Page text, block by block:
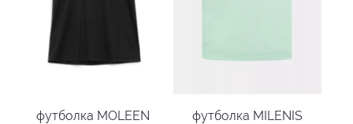
футболка MOLEEN
футболка MILENIS